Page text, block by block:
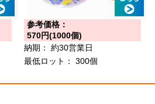
参考価格：
570円(1000個)
納期：
約30営業日
最低ロット：
300個